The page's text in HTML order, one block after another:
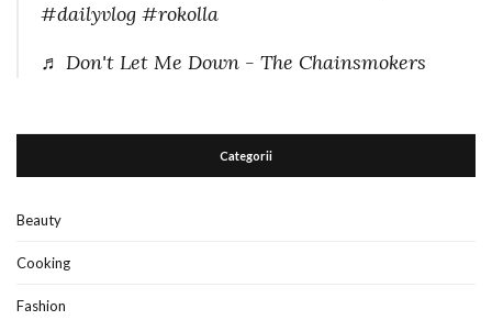
#dailyvlog #rokolla
♬ Don't Let Me Down - The Chainsmokers
Categorii
Beauty
Cooking
Fashion